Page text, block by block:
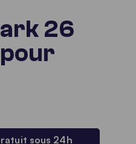
26
sous 24h